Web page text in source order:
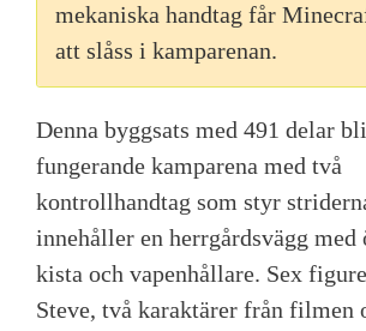
mekaniska handtag får
att slåss i kamparenan.
Denna byggsats med 491 delar
fungerande kamparena med två
kontrollhandtag som styr
innehåller en herrgårdsvägg med
kista och vapenhållare. Sex
Steve, två karaktärer från filmen